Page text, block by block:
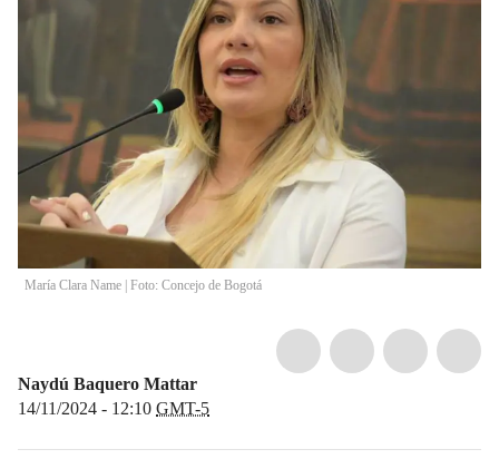
María Clara Name | Foto: Concejo de Bogotá
Naydú Baquero Mattar
14/11/2024 - 12:10 GMT-5